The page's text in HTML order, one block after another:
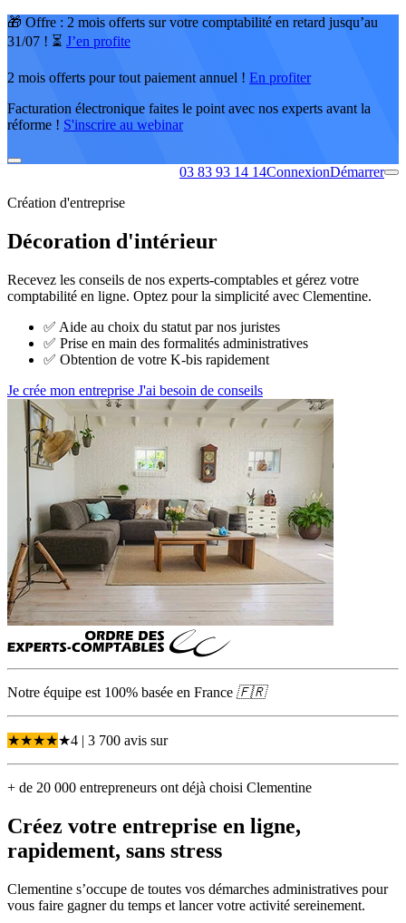
🎁 Offre : 2 mois offerts sur votre comptabilité en retard jusqu’au
31/07 ! ⏳ J’en profite
2 mois offerts pour tout paiement annuel ! En profiter
Facturation électronique faites le point avec nos experts avant la
réforme ! S'inscrire au webinar
03 83 93 14 14ConnexionDémarrer
Création d'entreprise
Décoration d'intérieur
Recevez les conseils de nos experts-comptables et gérez votre
comptabilité en ligne. Optez pour la simplicité avec Clementine.
✅ Aide au choix du statut par nos juristes
✅ Prise en main des formalités administratives
✅ Obtention de votre K-bis rapidement
Je crée mon entreprise J'ai besoin de conseils
Notre équipe est 100% basée en France 🇫🇷
★★★★★4 | 3 700 avis sur
+ de 20 000 entrepreneurs ont déjà choisi Clementine
Créez votre entreprise en ligne,
rapidement, sans stress
Clementine s’occupe de toutes vos démarches administratives pour
vous faire gagner du temps et lancer votre activité sereinement.